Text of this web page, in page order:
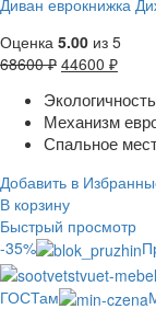
Оценка 5.00 из 5
68600₽ 44600 ₽
Механизм
Спальное
Добавить в
В корзину
Быстрый просмотр
-35%
ГОСТам